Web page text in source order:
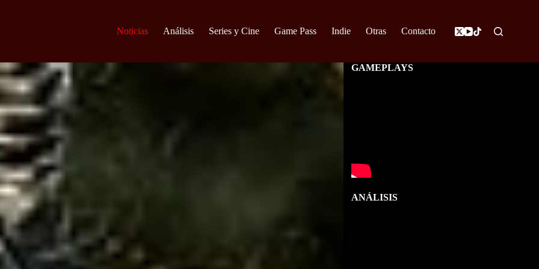
Noticias Análisis Series y Cine Game Pass Indie Otras Contacto
GAMEPLAYS
ANÁLISIS